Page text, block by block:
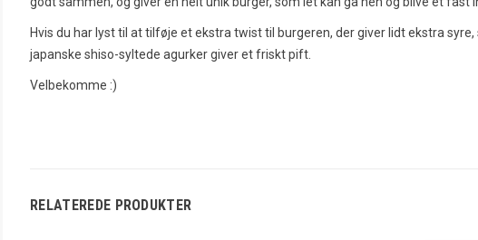
Tataki Kyuri - Japansk Knust
62415 visninger
Læs mere
Hvad er Miso og hvad bruger
61569visninger
Hvis du har lyst til at tilføje et ekstra twist til burgeren, der giver lidt ekstra
japanske shiso-syltede agurker giver et friskt pift.
Velbekomme :)
RELATEREDE PRODUKTER